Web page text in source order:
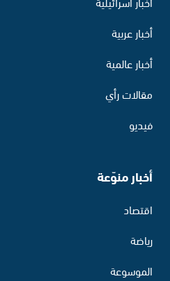
أخبار عربية
أخبار عالمية
مقالات رأي
فيديو
أخبار منوّعة
اقتصاد
رياضة
الموسوعة